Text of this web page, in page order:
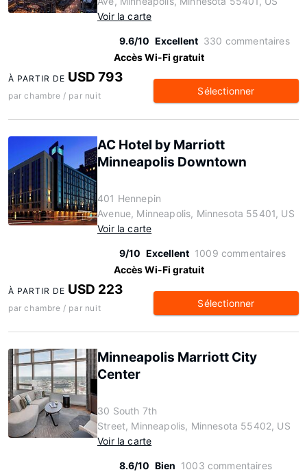
Voir la carte
9.6/10 Excellent 330 commentaires
Accès Wi-Fi gratuit
À PARTIR DE USD 793
par chambre / par nuit Sélectionner
AC Hotel by Marriott
Minneapolis Downtown
401 Hennepin
Avenue, Minneapolis, Minnesota 55401, US
Voir la carte
9/10 Excellent 1009 commentaires
Accès Wi-Fi gratuit
À PARTIR DE USD 223
par chambre / par nuit Sélectionner
Minneapolis Marriott City
Center
30 South 7th
Street, Minneapolis, Minnesota 55402, US
Voir la carte
8.6/10 Bien 1003 commentaires